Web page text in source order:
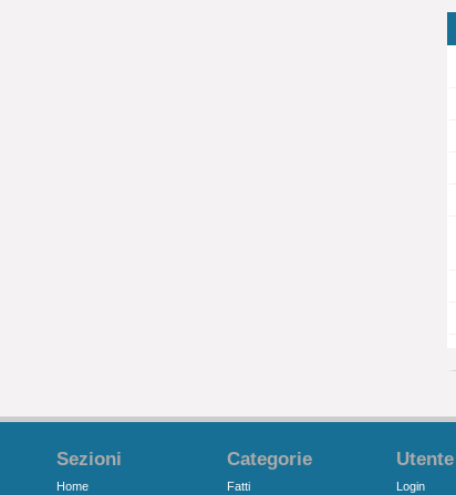
Sezioni
Home
Categorie
Fatti
Utente
Login